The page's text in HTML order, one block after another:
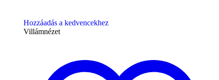
Hozzáadás a kedvencekhez
Villámnézet